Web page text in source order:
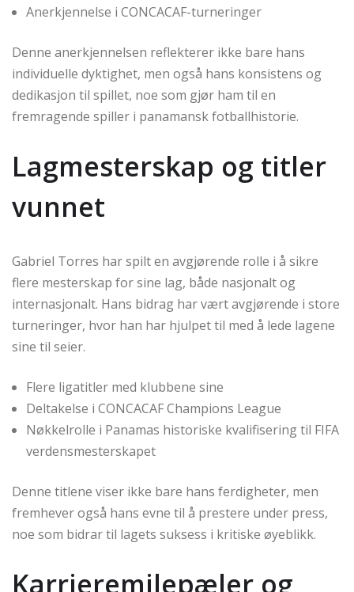
Anerkjennelse i CONCACAF-turneringer
Denne anerkjennelsen reflekterer ikke bare hans
individuelle dyktighet, men også hans konsistens og
dedikasjon til spillet, noe som gjør ham til en
fremragende spiller i panamansk fotballhistorie.
Lagmesterskap og titler
vunnet
Gabriel Torres har spilt en avgjørende rolle i å sikre
flere mesterskap for sine lag, både nasjonalt og
internasjonalt. Hans bidrag har vært avgjørende i store
turneringer, hvor han har hjulpet til med å lede lagene
sine til seier.
Flere ligatitler med klubbene sine
Deltakelse i CONCACAF Champions League
Nøkkelrolle i Panamas historiske kvalifisering til FIFA
verdensmesterskapet
Denne titlene viser ikke bare hans ferdigheter, men
fremhever også hans evne til å prestere under press,
noe som bidrar til lagets suksess i kritiske øyeblikk.
Karrieremilepæler og